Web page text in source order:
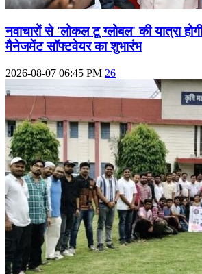
नवाचारों से 'लोकल टू ग्लोबल' की यात्रा
मैनेजमेंट सॉफ्टवेयर का शुभारंभ
2026-08-07 06:45 PM 26